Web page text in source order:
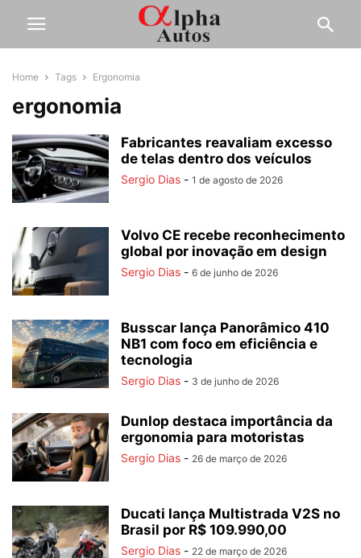
Home Tags Ergonomia
ergonomia
Fabricantes reavaliam excesso
de telas dentro dos veículos
Sergio Dias - 1 de agosto de 2026
Volvo CE recebe reconhecimento
global por inovação em design
Sergio Dias - 6 de junho de 2026
Busscar lança Panorâmico 410
NB1 com foco em eficiência e
tecnologia
Sergio Dias - 3 de junho de 2026
Dunlop destaca importância da
ergonomia para motoristas
Sergio Dias - 26 de março de 2026
Ducati lança Multistrada V2S no
Brasil por R$ 109.990,00
Sergio Dias - 22 de março de 2026